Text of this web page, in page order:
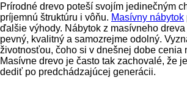
Prírodné drevo poteší svojím jedinečným
príjemnú štruktúru i vôňu. Masívny nábytok
ďalšie výhody. Nábytok z masívneho
pevný, kvalitný a samozrejme odolný.
životnosťou, čoho si v dnešnej dobe cenia
Masívne drevo je často tak zachovalé, že
dediť po predchádzajúcej generácii.